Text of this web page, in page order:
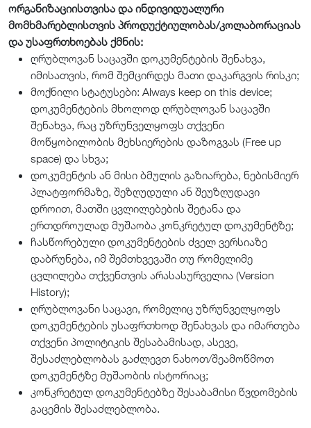
ორგანიზაციისთვისა და ინდივიდუალური
მომხმარებლისთვის პროდუქტიულობას/კოლაბორაციას
და უსაფრთხოებას ქმნის:
ღრუბლოვან საცავში დოკუმენტების შენახვა,
იმისათვის, რომ შემცირდეს მათი დაკარგვის რისკი;
მოქნილი სტატუსები: Always keep on this device;
დოკუმენტების მხოლოდ ღრუბლოვან საცავში
შენახვა, რაც უზრუნველყოფს თქვენი
მოწყობილობის მეხსიერების დაზოგვას (Free up
space) და სხვა;
დოკუმენტის ან მისი ბმულის გაზიარება, ნებისმიერ
პლატფორმაზე, შეზღუდული ან შეუზღუდავი
დროით, მათში ცვლილებების შეტანა და
ერთდროულად მუშაობა კონკრეტულ დოკუმენტზე;
ჩასწორებული დოკუმენტების ძველ ვერსიაზე
დაბრუნება, იმ შემთხვევაში თუ რომელიმე
ცვლილება თქვენთვის არასასურველია (Version
History);
ღრუბლოვანი საცავი, რომელიც უზრუნველყოფს
დოკუმენტების უსაფრთხოდ შენახვას და იმართება
თქვენი პოლიტიკის შესაბამისად, ასევე,
შესაძლებლობას გაძლევთ ნახოთ/შეამოწმოთ
დოკუმენტზე მუშაობის ისტორიაც;
კონკრეტულ დოკუმენტებზე შესაბამისი წვდომების
გაცემის შესაძლებლობა.